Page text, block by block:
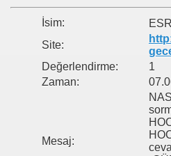
İsim:
Site:
Değerlendirme:
1
Zaman:
Mesaj: